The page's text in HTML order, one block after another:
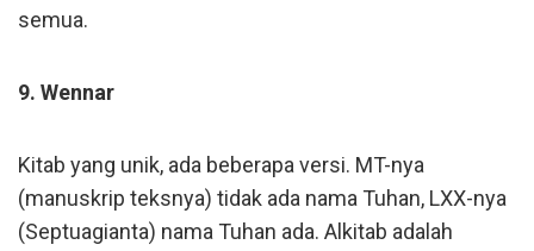
semua.
9. Wennar
Kitab yang unik, ada beberapa versi. MT-nya
(manuskrip teksnya) tidak ada nama Tuhan, LXX-nya
(Septuagianta) nama Tuhan ada. Alkitab adalah